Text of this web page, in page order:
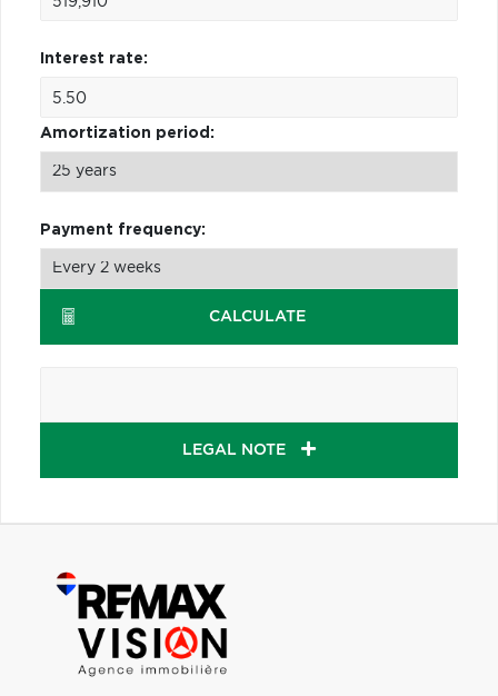
Interest rate:
Amortization period:
Payment frequency:
CALCULATE
LEGAL NOTE